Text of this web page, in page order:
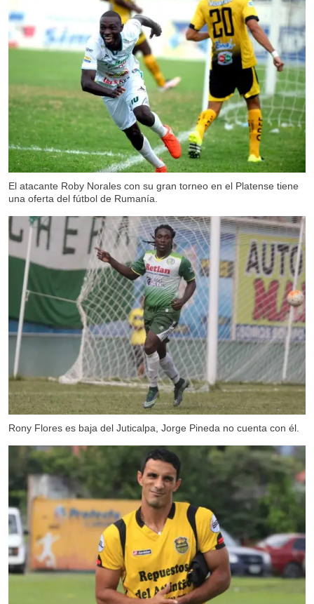
El atacante Roby Norales con su gran torneo en el Platense tiene
una oferta del fútbol de Rumanía.
Rony Flores es baja del Juticalpa, Jorge Pineda no cuenta con él.